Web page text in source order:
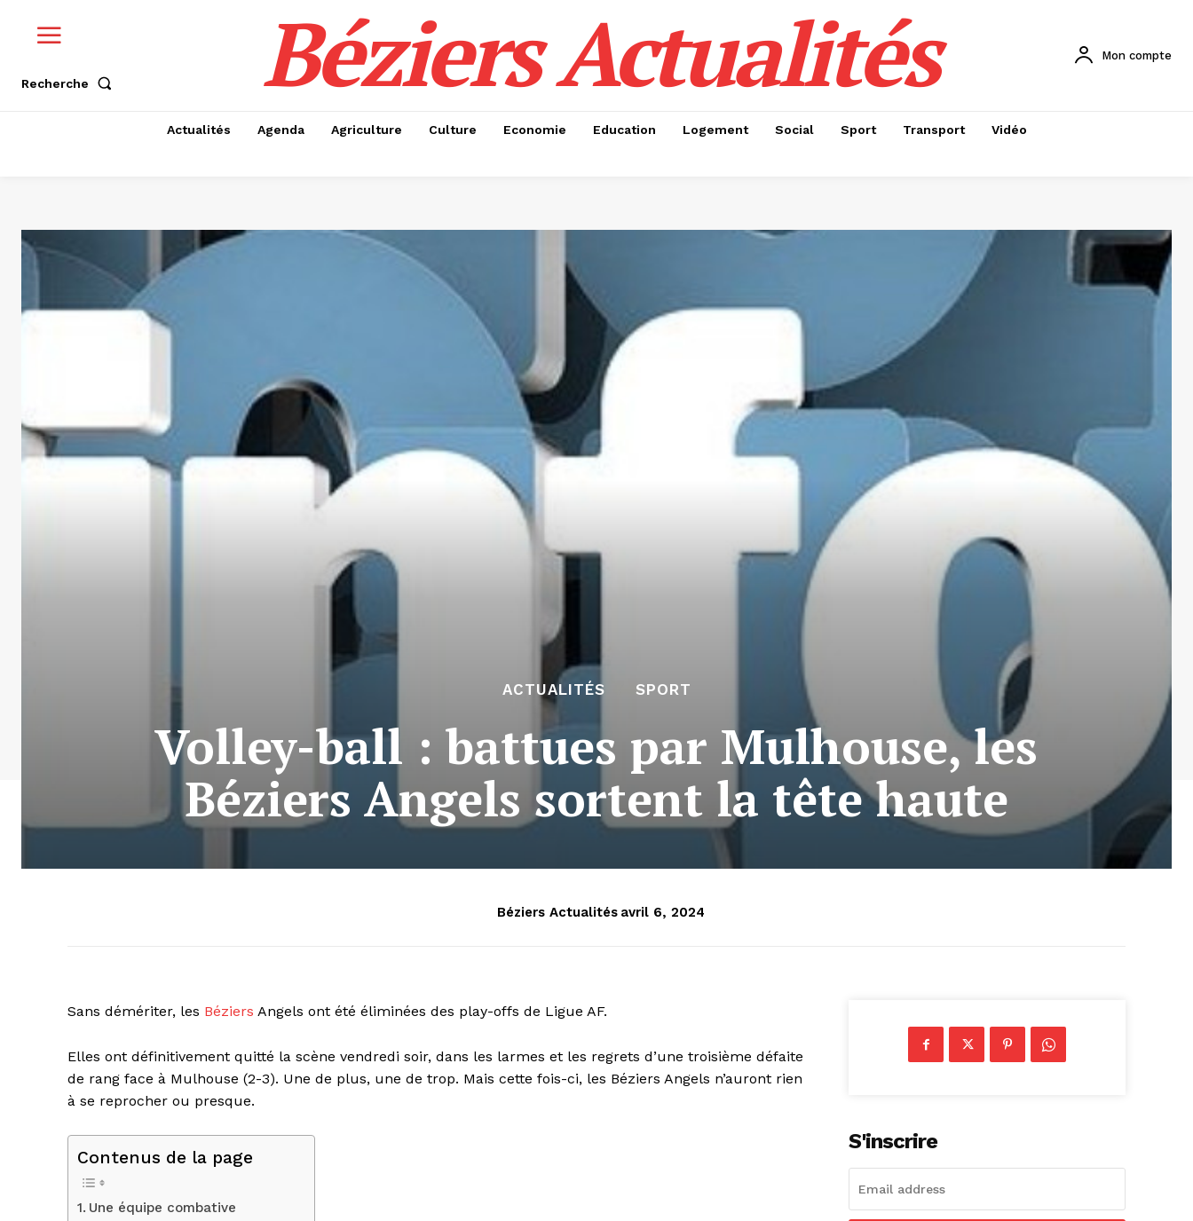
Recherche Béziers Actualités Mon compte
Actualités Agenda Agriculture Culture Economie Education Logement Social Sport Transport Vidéo
ACTUALITÉS SPORT
Volley-ball : battues par Mulhouse, les
Béziers Angels sortent la tête haute
Béziers Actualités avril 6, 2024
Sans démériter, les Béziers Angels ont été éliminées des play-offs de Ligue AF.
Elles ont définitivement quitté la scène vendredi soir, dans les larmes et les regrets d’une troisième défaite
de rang face à Mulhouse (2-3). Une de plus, une de trop. Mais cette fois-ci, les Béziers Angels n’auront rien
à se reprocher ou presque.
Contenus de la page
Une équipe combative
S'inscrire